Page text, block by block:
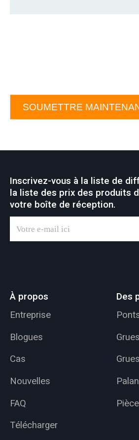
SOUMETTRE
Inscrivez-vous à la liste de
la liste des prix des produits
votre boîte de réception.
À propos
Entreprise
Blogues
Cas
Nouvelles
FAQ
Télécharger
Des